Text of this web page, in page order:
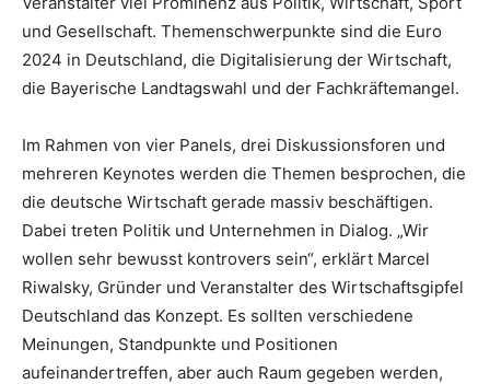
und Gesellschaft. Themenschwerpunkte sind die Euro
2024 in Deutschland, die Digitalisierung der Wirtschaft,
die Bayerische Landtagswahl und der Fachkräftemangel.
Im Rahmen von vier Panels, drei Diskussionsforen und
mehreren Keynotes werden die Themen besprochen, die
die deutsche Wirtschaft gerade massiv beschäftigen.
Dabei treten Politik und Unternehmen in Dialog. „Wir
wollen sehr bewusst kontrovers sein“, erklärt Marcel
Riwalsky, Gründer und Veranstalter des Wirtschaftsgipfel
Deutschland das Konzept. Es sollten verschiedene
Meinungen, Standpunkte und Positionen
aufeinandertreffen, aber auch Raum gegeben werden,